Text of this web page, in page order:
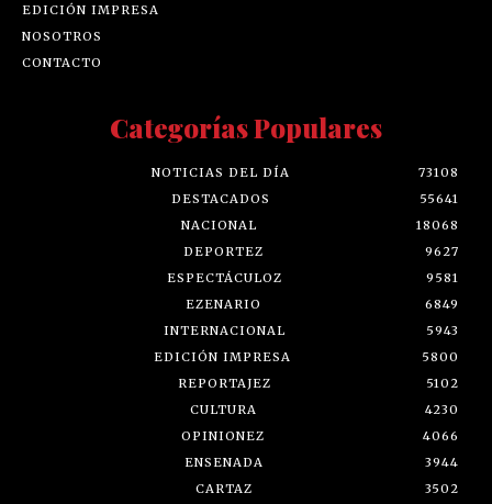
EDICIÓN IMPRESA
NOSOTROS
CONTACTO
Categorías Populares
NOTICIAS DEL DÍA
73108
DESTACADOS
55641
NACIONAL
18068
DEPORTEZ
9627
ESPECTÁCULOZ
9581
EZENARIO
6849
INTERNACIONAL
5943
EDICIÓN IMPRESA
5800
REPORTAJEZ
5102
CULTURA
4230
OPINIONEZ
4066
ENSENADA
3944
CARTAZ
3502